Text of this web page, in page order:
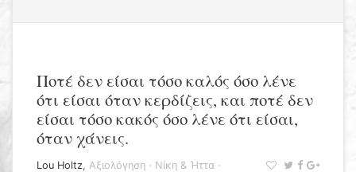
Ποτέ δεν είσαι τόσο καλός όσο λένε
ότι είσαι όταν κερδίζεις, και ποτέ δεν
είσαι τόσο κακός όσο λένε ότι είσαι,
όταν χάνεις.
Lou Holtz, Αξιολόγηση · Νίκη & Ήττα ·